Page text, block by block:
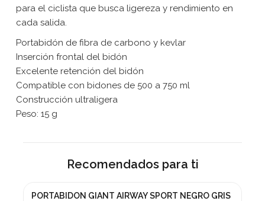
para el ciclista que busca ligereza y rendimiento en
cada salida.
Portabidón de fibra de carbono y kevlar
Inserción frontal del bidón
Excelente retención del bidón
Compatible con bidones de 500 a 750 ml
Construcción ultraligera
Peso: 15 g
Recomendados para ti
PORTABIDON GIANT AIRWAY SPORT NEGRO GRIS